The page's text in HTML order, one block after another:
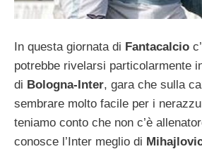
In questa giornata di Fantacalcio
potrebbe rivelarsi particolarmente
di Bologna-Inter, gara che sulla
sembrare molto facile per i
teniamo conto che non c’è
conosce l’Inter meglio di